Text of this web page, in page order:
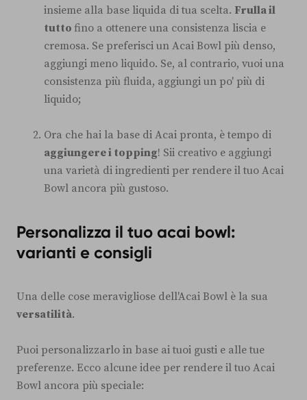
insieme alla base liquida di tua scelta. Frulla il
tutto fino a ottenere una consistenza liscia e
cremosa. Se preferisci un Acai Bowl più denso,
aggiungi meno liquido. Se, al contrario, vuoi una
consistenza più fluida, aggiungi un po' più di
liquido;
Ora che hai la base di Acai pronta, è tempo di
aggiungere i topping! Sii creativo e aggiungi
una varietà di ingredienti per rendere il tuo Acai
Bowl ancora più gustoso.
Personalizza il tuo acai bowl:
varianti e consigli
Una delle cose meravigliose dell'Acai Bowl è la sua
versatilità.
Puoi personalizzarlo in base ai tuoi gusti e alle tue
preferenze. Ecco alcune idee per rendere il tuo Acai
Bowl ancora più speciale: